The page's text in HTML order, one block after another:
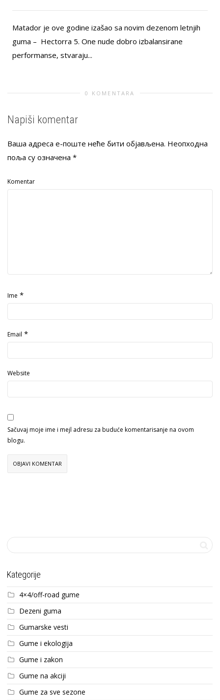
Matador je ove godine izašao sa novim dezenom letnjih
guma – Hectorra 5. One nude dobro izbalansirane
performanse, stvaraju...
0 KOMENTARA
Napiši komentar
Ваша адреса е-поште неће бити објављена. Неопходна
поља су означена *
Komentar
Ime *
Email *
Website
Sačuvaj moje ime i mejl adresu za buduće komentarisanje na ovom
blogu.
Kategorije
4×4/off-road gume
Dezeni guma
Gumarske vesti
Gume i ekologija
Gume i zakon
Gume na akciji
Gume za sve sezone